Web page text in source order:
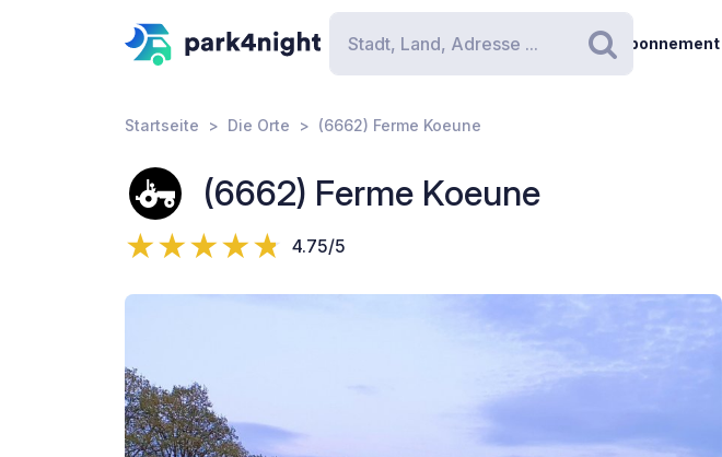
Suchen
Abonnement
Startseite Die Orte (6662) Ferme Koeune
(6662) Ferme Koeune
4.75/5